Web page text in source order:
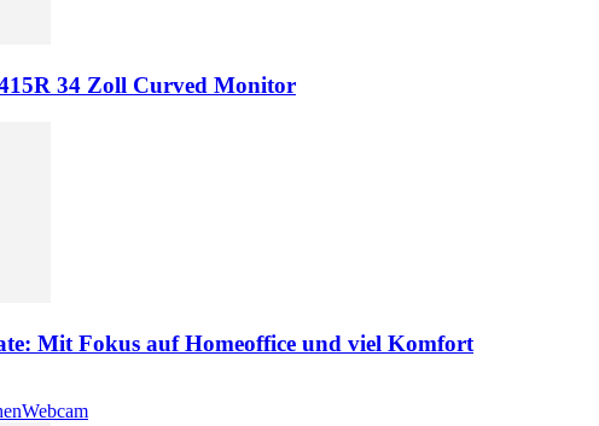
34 Zoll Curved Monitor
Mit Fokus auf Homeoffice und viel Komfort
Webcam